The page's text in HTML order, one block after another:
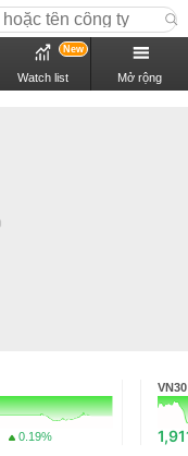
Watch list
New
Mở rộng
0.19%
VN30